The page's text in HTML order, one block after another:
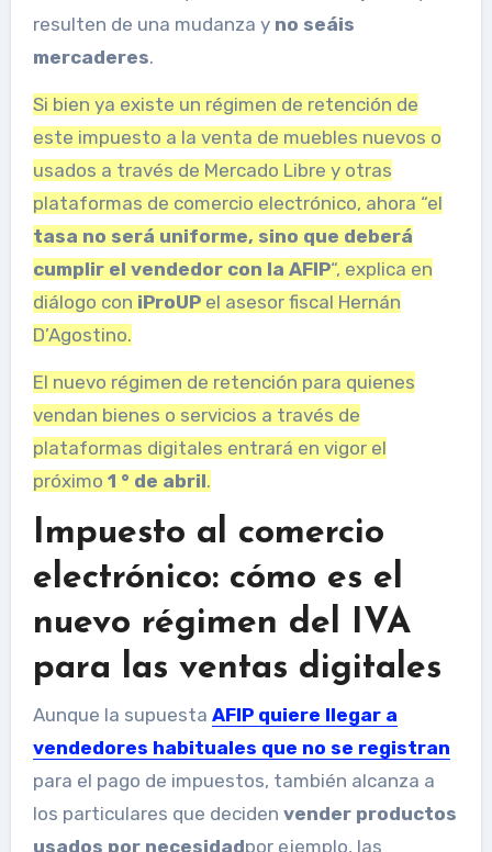
resulten de una mudanza y no seáis
mercaderes.
Si bien ya existe un régimen de retención de
este impuesto a la venta de muebles nuevos o
usados ​​a través de Mercado Libre y otras
plataformas de comercio electrónico, ahora “el
tasa no será uniforme, sino que deberá
cumplir el vendedor con la AFIP“, explica en
diálogo con iProUPel asesor fiscal Hernán
D’Agostino.
El nuevo régimen de retención para quienes
vendan bienes o servicios a través de
plataformas digitales entrará en vigor el
próximo 1 ° de abril.
Impuesto al comercio
electrónico: cómo es el
nuevo régimen del IVA
para las ventas digitales
Aunque la supuesta AFIP quiere llegar a
vendedores habituales que no se registran
para el pago de impuestos, también alcanza a
los particulares que deciden vender productos
usados ​​por necesidadpor ejemplo, las